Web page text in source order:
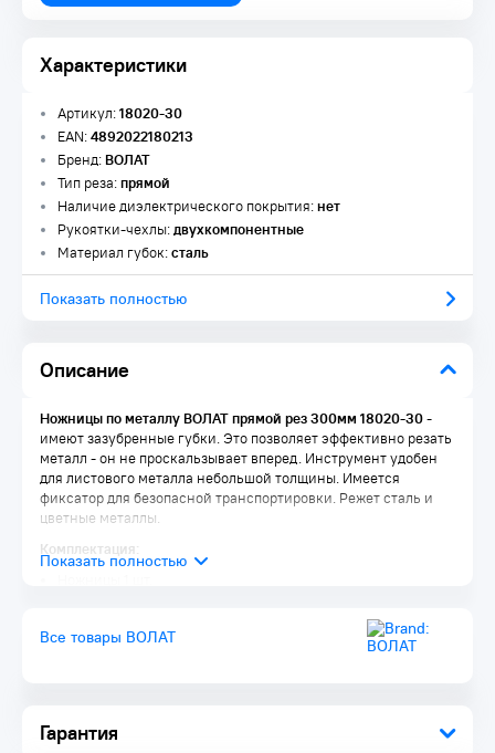
Характеристики
Описание
Гарантия
Артикул:18020-30
EAN:4892022180213
Бренд:ВОЛАТ
Тип реза:прямой
Наличие диэлектрического покрытия:нет
Рукоятки-чехлы:двухкомпонентные
Материал губок:сталь
Показать полностью
Ножницы по металлу ВОЛАТ прямой рез 300мм 18020-30-
имеют зазубренные губки. Это позволяет эффективно резать
металл - он не проскальзывает вперед. Инструмент удобен
для листового металла небольшой толщины. Имеется
фиксатор для безопасной транспортировки. Режет сталь и
цветные металлы.
Комплектация:
Все товары ВОЛАТ